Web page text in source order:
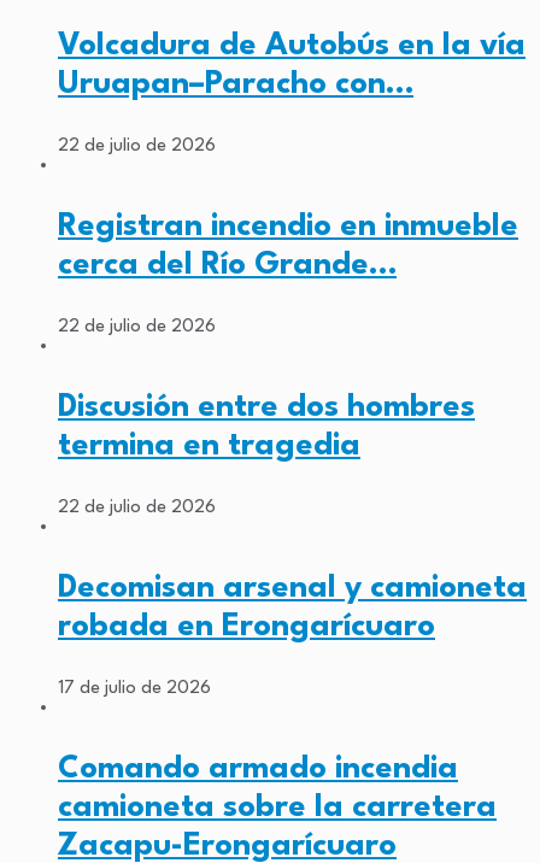
Volcadura de Autobús en la vía
Uruapan–Paracho con…
22 de julio de 2026
Registran incendio en inmueble
cerca del Río Grande…
22 de julio de 2026
Discusión entre dos hombres
termina en tragedia
22 de julio de 2026
Decomisan arsenal y camioneta
robada en Erongarícuaro
17 de julio de 2026
Comando armado incendia
camioneta sobre la carretera
Zacapu-Erongarícuaro